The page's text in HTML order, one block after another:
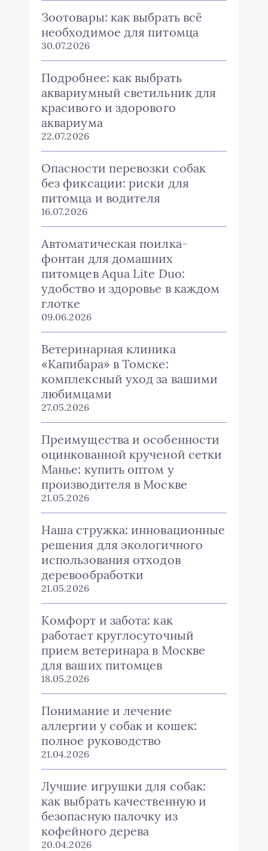
Зоотовары: как выбрать всё
необходимое для питомца
30.07.2026
Подробнее: как выбрать
аквариумный светильник для
красивого и здорового
аквариума
22.07.2026
Опасности перевозки собак
без фиксации: риски для
питомца и водителя
16.07.2026
Автоматическая поилка-
фонтан для домашних
питомцев Aqua Lite Duo:
удобство и здоровье в каждом
глотке
09.06.2026
Ветеринарная клиника
«Капибара» в Томске:
комплексный уход за вашими
любимцами
27.05.2026
Преимущества и особенности
оцинкованной крученой сетки
Манье: купить оптом у
производителя в Москве
21.05.2026
Наша стружка: инновационные
решения для экологичного
использования отходов
деревообработки
21.05.2026
Комфорт и забота: как
работает круглосуточный
прием ветеринара в Москве
для ваших питомцев
18.05.2026
Понимание и лечение
аллергии у собак и кошек:
полное руководство
21.04.2026
Лучшие игрушки для собак:
как выбрать качественную и
безопасную палочку из
кофейного дерева
20.04.2026